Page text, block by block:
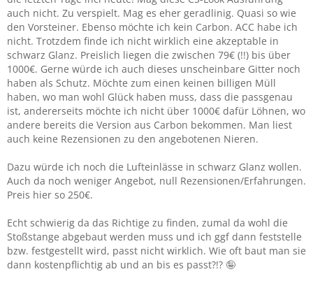
auch nicht. Zu verspielt. Mag es eher geradlinig. Quasi so wie
den Vorsteiner. Ebenso möchte ich kein Carbon. ACC habe ich
nicht. Trotzdem finde ich nicht wirklich eine akzeptable in
schwarz Glanz. Preislich liegen die zwischen 79€ (!!) bis über
1000€. Gerne würde ich auch dieses unscheinbare Gitter noch
haben als Schutz. Möchte zum einen keinen billigen Müll
haben, wo man wohl Glück haben muss, dass die passgenau
ist, andererseits möchte ich nicht über 1000€ dafür Löhnen, wo
andere bereits die Version aus Carbon bekommen. Man liest
auch keine Rezensionen zu den angebotenen Nieren.
Dazu würde ich noch die Lufteinlässe in schwarz Glanz wollen.
Auch da noch weniger Angebot, null Rezensionen/Erfahrungen.
Preis hier so 250€.
Echt schwierig da das Richtige zu finden, zumal da wohl die
Stoßstange abgebaut werden muss und ich ggf dann feststelle
bzw. festgestellt wird, passt nicht wirklich. Wie oft baut man sie
dann kostenpflichtig ab und an bis es passt?!? 🤪